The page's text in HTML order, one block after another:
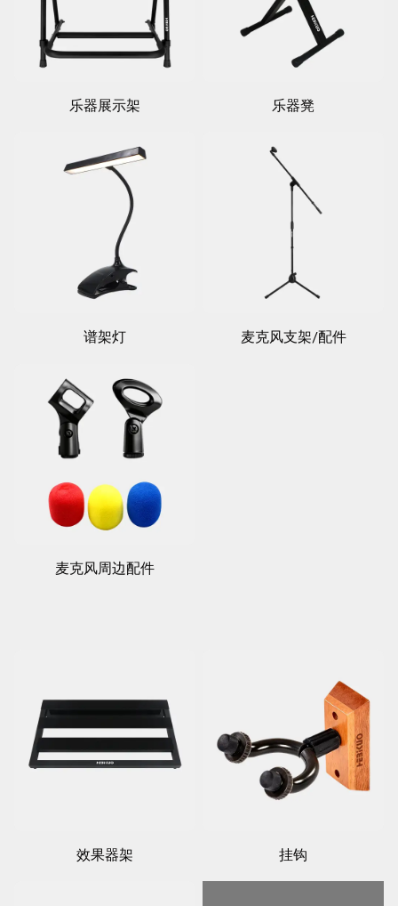
乐器展示架 乐器凳
谱架灯 麦克风支架/配件
麦克风周边配件
效果器架 挂钩